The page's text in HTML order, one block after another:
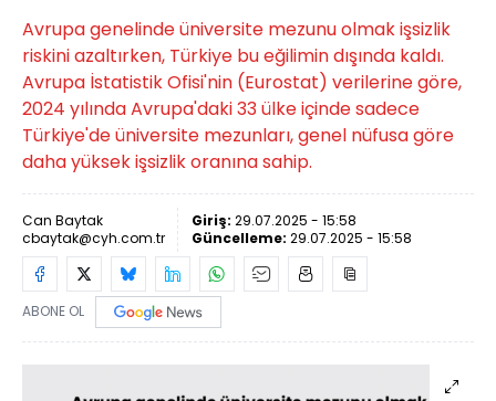
Avrupa genelinde üniversite mezunu olmak işsizlik
riskini azaltırken, Türkiye bu eğilimin dışında kaldı.
Avrupa İstatistik Ofisi'nin (Eurostat) verilerine göre,
2024 yılında Avrupa'daki 33 ülke içinde sadece
Türkiye'de üniversite mezunları, genel nüfusa göre
daha yüksek işsizlik oranına sahip.
Can Baytak
cbaytak@cyh.com.tr
Giriş: 29.07.2025 - 15:58
Güncelleme: 29.07.2025 - 15:58
ABONE OL